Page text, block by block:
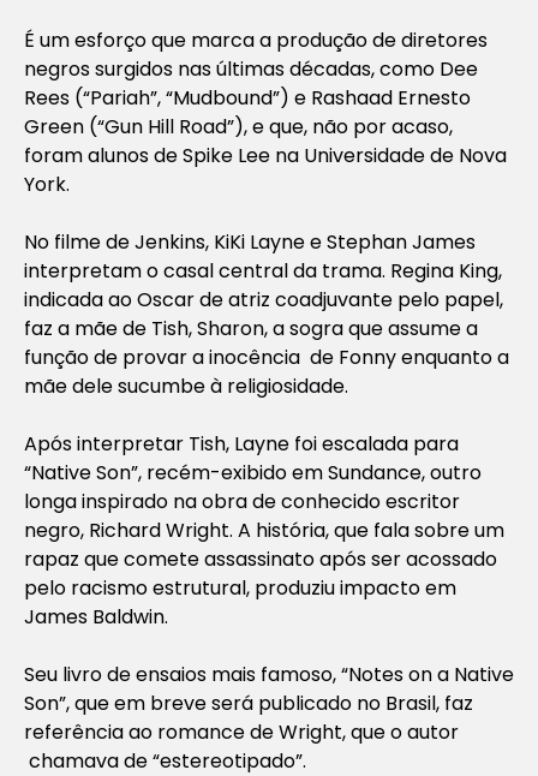
É um esforço que marca a produção de diretores
negros surgidos nas últimas décadas, como Dee
Rees (“Pariah”, “Mudbound”) e Rashaad Ernesto
Green (“Gun Hill Road”), e que, não por acaso,
foram alunos de Spike Lee na Universidade de Nova
York.
No filme de Jenkins, KiKi Layne e Stephan James
interpretam o casal central da trama. Regina King,
indicada ao Oscar de atriz coadjuvante pelo papel,
faz a mãe de Tish, Sharon, a sogra que assume a
função de provar a inocência de Fonny enquanto a
mãe dele sucumbe à religiosidade.
Após interpretar Tish, Layne foi escalada para
“Native Son”, recém-exibido em Sundance, outro
longa inspirado na obra de conhecido escritor
negro, Richard Wright. A história, que fala sobre um
rapaz que comete assassinato após ser acossado
pelo racismo estrutural, produziu impacto em
James Baldwin.
Seu livro de ensaios mais famoso, “Notes on a Native
Son”, que em breve será publicado no Brasil, faz
referência ao romance de Wright, que o autor
chamava de “estereotipado”.